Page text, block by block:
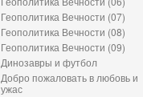
Геополитика Вечности (07)
Геополитика Вечности (08)
Геополитика Вечности (09)
Динозавры и футбол
Добро пожаловать в любовь и
ужас